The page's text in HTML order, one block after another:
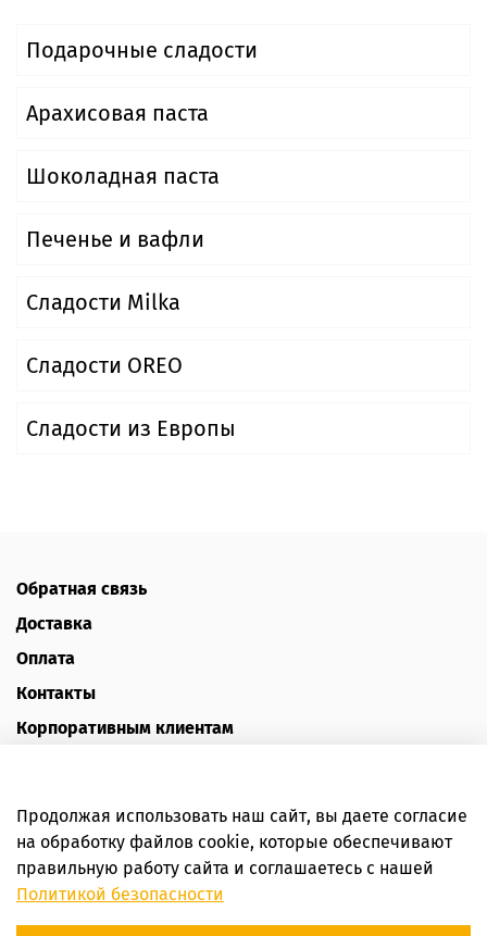
Подарочные сладости
Арахисовая паста
Шоколадная паста
Печенье и вафли
Сладости Milka
Сладости OREO
Сладости из Европы
Обратная связь
Доставка
Оплата
Контакты
Корпоративным клиентам
Политика конфиденциальности
Публичная оферта
Пользовательское соглашение
Продолжая использовать наш сайт, вы даете согласие
на обработку файлов cookie, которые обеспечивают
правильную работу сайта и соглашаетесь с нашей
Политикой безопасности